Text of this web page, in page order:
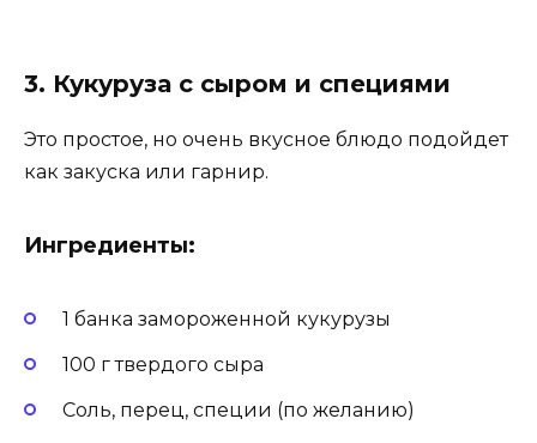
3. Кукуруза с сыром и специями
Это простое, но очень вкусное блюдо подойдет
как закуска или гарнир.
Ингредиенты:
1 банка замороженной кукурузы
100 г твердого сыра
Соль, перец, специи (по желанию)